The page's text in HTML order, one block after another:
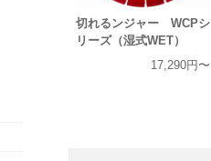
切れるンジャー WCPシ
リーズ（湿式WET）
17,290円〜